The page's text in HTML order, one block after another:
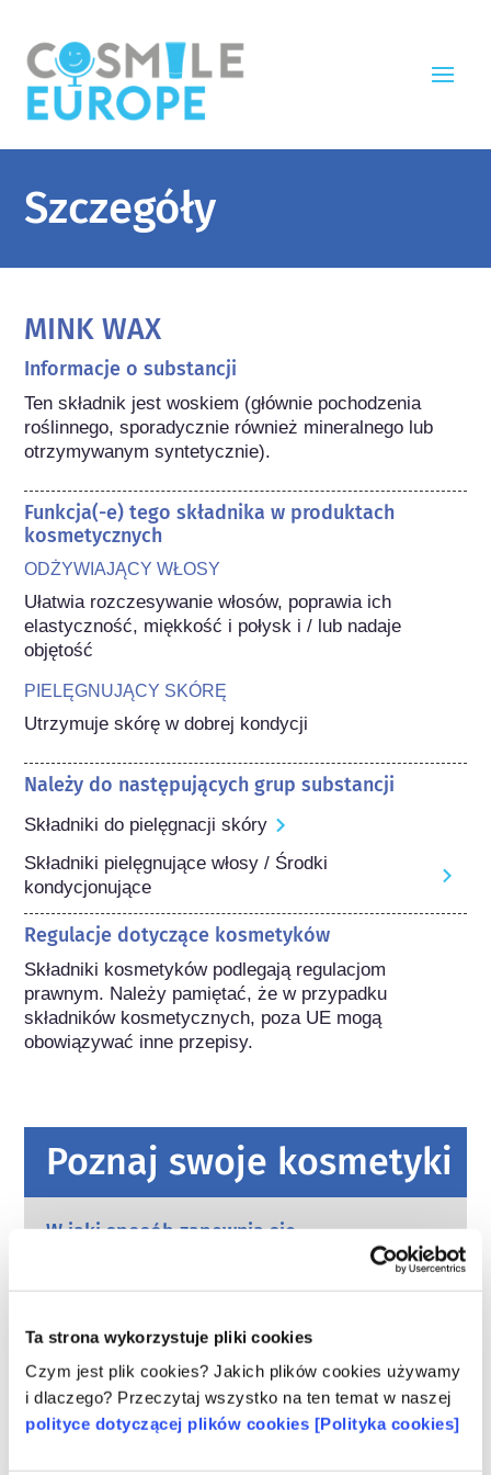
Ta strona wykorzystuje pliki cookies
Czym jest plik cookies? Jakich plików cookies używamy
i dlaczego? Przeczytaj wszystko na ten temat w naszej
polityce dotyczącej plików cookies [Polityka cookies]
Szczegóły
MINK WAX
Informacje o substancji
Ten składnik jest woskiem (głównie pochodzenia
roślinnego, sporadycznie również mineralnego lub
otrzymywanym syntetycznie).
Funkcja(-e) tego składnika w produktach
kosmetycznych
ODŻYWIAJĄCY WŁOSY
Ułatwia rozczesywanie włosów, poprawia ich
elastyczność, miękkość i połysk i / lub nadaje
objętość
PIELĘGNUJĄCY SKÓRĘ
Utrzymuje skórę w dobrej kondycji
Należy do następujących grup substancji
Składniki do pielęgnacji skóry
Składniki pielęgnujące włosy / Środki
kondycjonujące
Regulacje dotyczące kosmetyków
Składniki kosmetyków podlegają regulacjom
prawnym. Należy pamiętać, że w przypadku
składników kosmetycznych, poza UE mogą
obowiązywać inne przepisy.
Poznaj swoje kosmetyki
W jaki sposób zapewnia się
bezpieczeństwo kosmetyków w Europie?
w Unii Europejskiej były bezpieczne. Firmy
oraz krajowe i europejskie organy regulacyjne
wspólnie ponoszą odpowiedzialność za
bezpieczeństwo produktów kosmetycznych.
czytaj więcej
Co należy wiedzieć o substancjach
zaburzających gospodarkę hormonalną
(ED)?